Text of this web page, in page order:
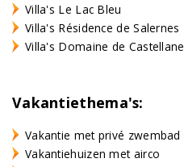
Villa's Le Lac Bleu
Villa's Résidence de Salernes
Villa's Domaine de Castellane
Vakantiethema's:
Vakantie met privé zwembad
Vakantiehuizen met airco